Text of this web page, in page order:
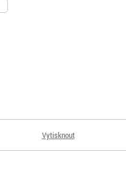
Vytisknout